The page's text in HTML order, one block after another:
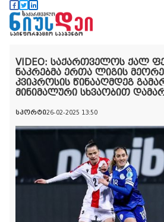
VIDEO: საქართველოს ქალ
ნაკრებმა ერთა ლიგის
კვიპროსის წინააღმდეგ
მინიმალური სხვაობით
სპორტი26-02-2025 13:50